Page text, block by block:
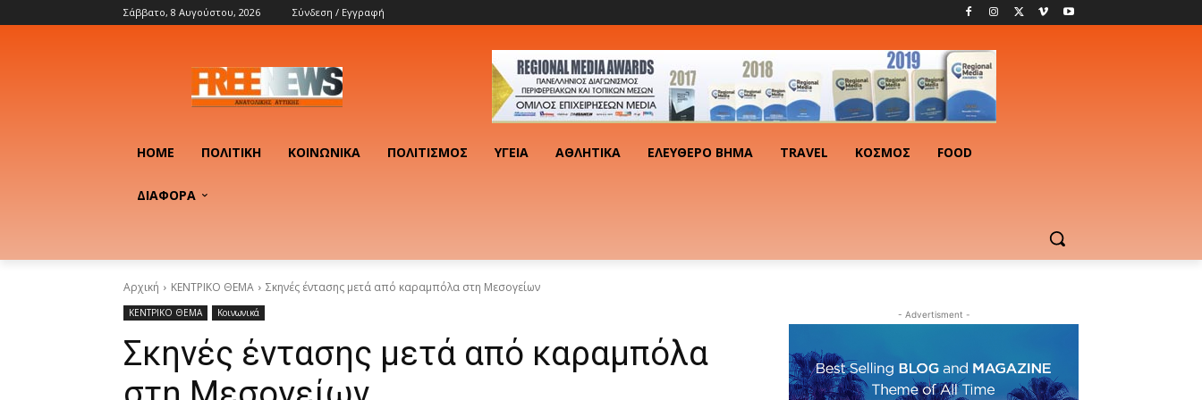
Σάββατο, 8 Αυγούστου, 2026 Σύνδεση / Εγγραφή
HOME ΠΟΛΙΤΙΚΉ ΚΟΙΝΩΝΙΚΆ ΠΟΛΙΤΙΣΜΌΣ ΥΓΕΊΑ ΑΘΛΗΤΙΚΆ ΕΛΕΎΘΕΡΟ ΒΉΜΑ TRAVEL ΚΟΣΜΟΣ FOOD
ΔΙΑΦΟΡΑ
Αρχική ΚΕΝΤΡΙΚΟ ΘΕΜΑ Σκηνές έντασης μετά από καραμπόλα στη Μεσογείων
ΚΕΝΤΡΙΚΟ ΘΕΜΑ Κοινωνικά
Σκηνές έντασης μετά από καραμπόλα
- Advertisment -